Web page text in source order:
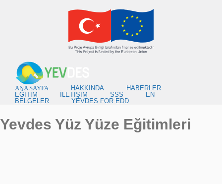
ANA SAYFA HAKKINDA
HABERLER
EĞİTİM
İLETİŞİM SSS
EN
BELGELER
YEVDES FOR EDD
Yevdes Yüz Yüze Eğitimleri